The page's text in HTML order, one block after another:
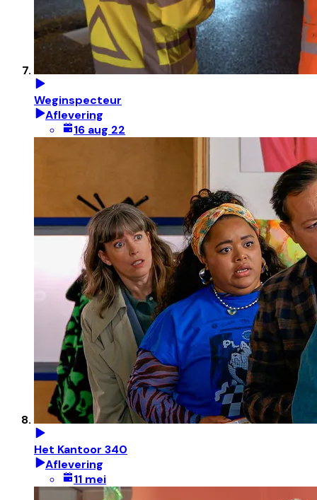
Weginspecteur
Aflevering
16 aug 22
Het Kantoor 340
Aflevering
11 mei